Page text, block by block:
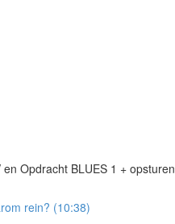
Opdracht BLUES 1 + opsturen
rein? (10:38)